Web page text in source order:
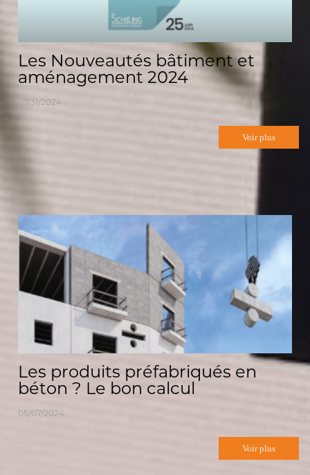
Les Nouveautés bâtiment et
aménagement 2024
07/31/2024
Voir plus
Les produits préfabriqués en
béton ? Le bon calcul
05/07/2024
Voir plus